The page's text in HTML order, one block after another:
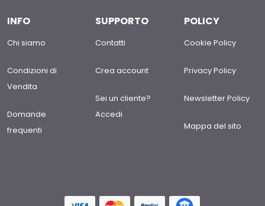
INFO
Chi siamo
Condizioni di
Vendita
Domande
frequenti
SUPPORTO
Contatti
Crea account
Sei un cliente?
Accedi
POLICY
Cookie Policy
Privacy Policy
Newsletter Policy
Mappa del sito